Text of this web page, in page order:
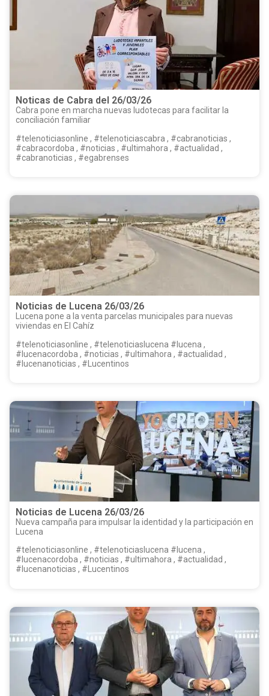
Noticas de Cabra del 26/03/26
Cabra pone en marcha nuevas ludotecas para facilitar la
conciliación familiar
#telenoticiasonline , #telenoticiascabra , #cabranoticias ,
#cabracordoba , #noticias , #ultimahora , #actualidad ,
#cabranoticias , #egabrenses
Noticias de Lucena 26/03/26
Lucena pone a la venta parcelas municipales para nuevas
viviendas en El Cahíz
#telenoticiasonline , #telenoticiaslucena #lucena ,
#lucenacordoba , #noticias , #ultimahora , #actualidad ,
#lucenanoticias , #Lucentinos
Noticias de Lucena 26/03/26
Nueva campaña para impulsar la identidad y la participación en
Lucena
#telenoticiasonline , #telenoticiaslucena #lucena ,
#lucenacordoba , #noticias , #ultimahora , #actualidad ,
#lucenanoticias , #Lucentinos